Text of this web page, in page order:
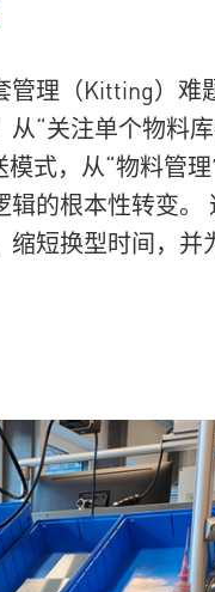
管理（Kitting）难
“关注单个物料
式，从“物料管
的根本性转变。
短换型时间，